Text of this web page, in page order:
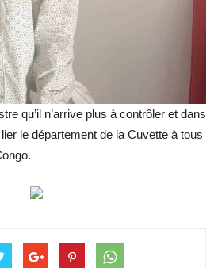
qu’il n’arrive plus à contrôler et dans
le département de la Cuvette à tous